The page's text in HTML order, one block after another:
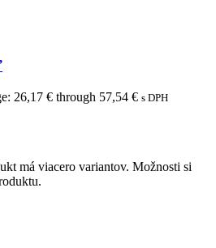
26,17 € through 57,54 € s DPH
má viacero variantov. Možnosti si